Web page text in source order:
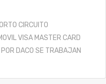
CIRCUITO
VISA MASTER CARD
DACO SE TRABAJAN